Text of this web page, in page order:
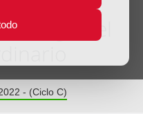
del
- (Ciclo C)